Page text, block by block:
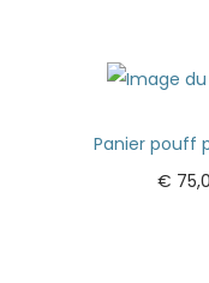
Panier pouff
€